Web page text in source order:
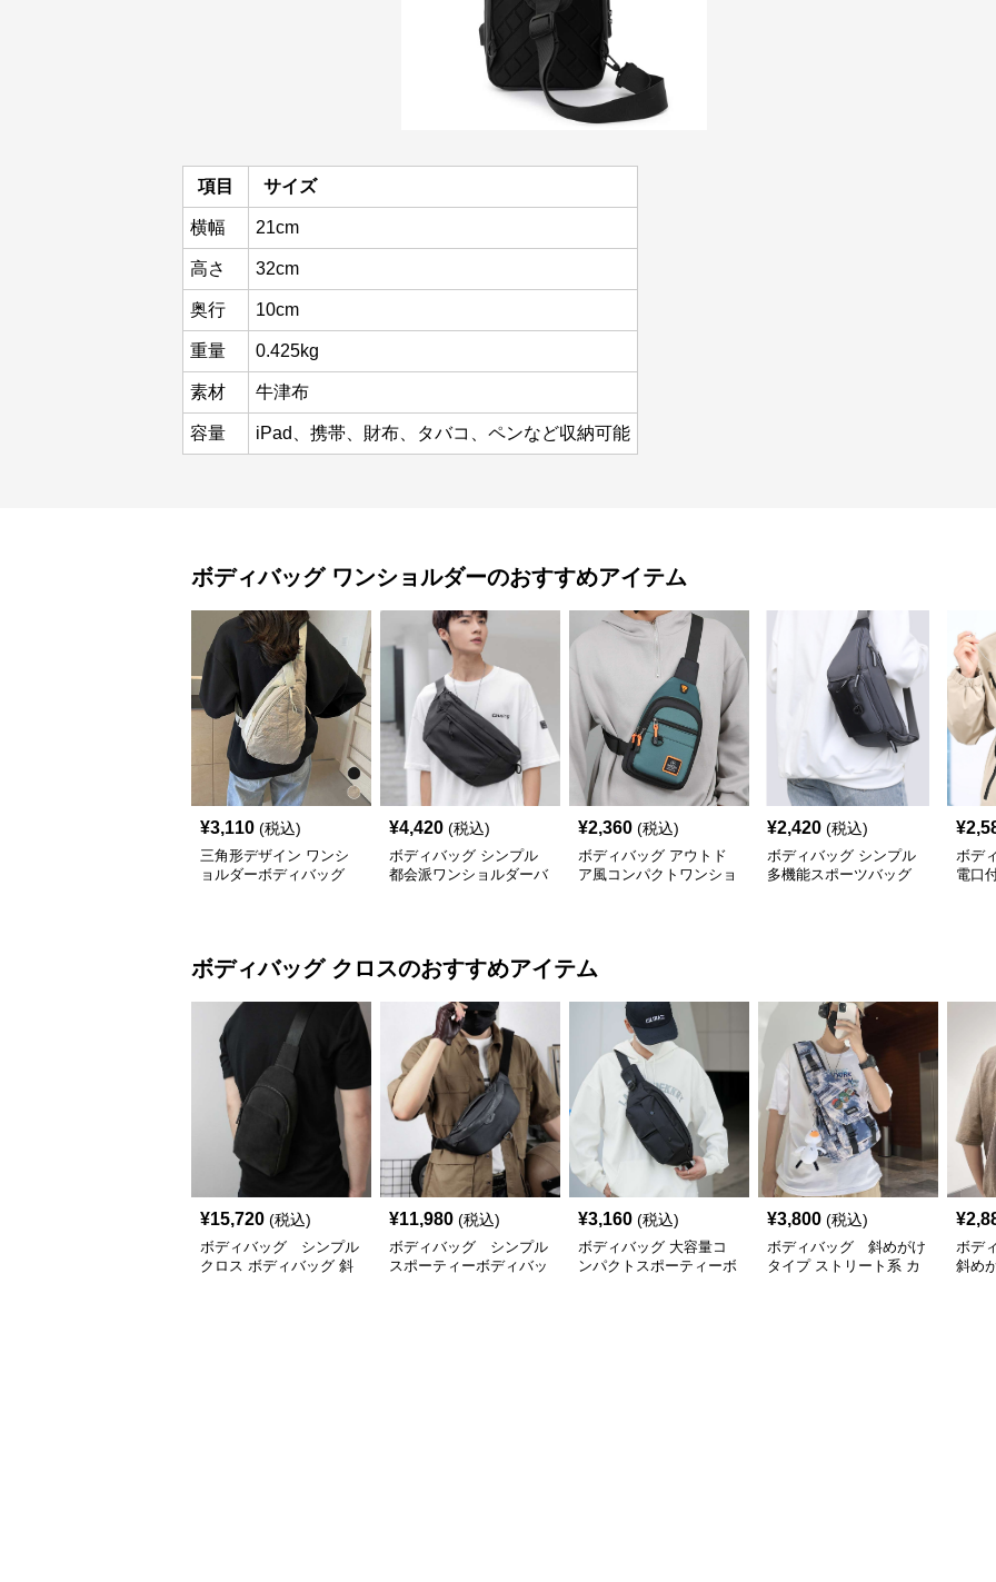
項目 サイズ
横幅 21cm
高さ 32cm
奥行 10cm
重量 0.425kg
素材 牛津布
容量 iPad、携帯、財布、タバコ、ペンなど収納可能
ボディバッグ ワンショルダーのおすすめアイテム
¥3,110 (税込)
三角形デザイン ワンシ
ョルダーボディバッグ
¥4,420 (税込)
ボディバッグ シンプル
都会派ワンショルダーバ
¥2,360 (税込)
ボディバッグ アウトド
ア風コンパクトワンショ
¥2,420 (税込)
ボディバッグ シンプル
多機能スポーツバッグ
¥
ボデ
電口
ボディバッグ クロスのおすすめアイテム
¥15,720 (税込)
ボディバッグ シンプル
クロス ボディバッグ 斜
¥11,980 (税込)
ボディバッグ シンプル
スポーティーボディバッ
¥3,160 (税込)
ボディバッグ 大容量コ
ンパクトスポーティーボ
¥3,800 (税込)
ボディバッグ 斜めがけ
タイプ ストリート系 カ
¥
ボデ
斜め